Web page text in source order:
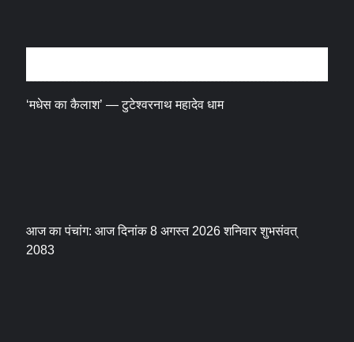
‘मधेस का कैलाश’ — टुटेश्वरनाथ महादेव धाम
आज का पंचांग: आज दिनांक 8 अगस्त 2026 शनिवार शुभसंवत्
2083